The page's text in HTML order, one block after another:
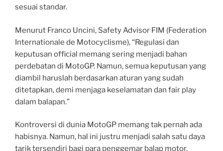
sesuai standar.
Menurut Franco Uncini, Safety Advisor FIM (Federation
Internationale de Motocyclisme), “Regulasi dan
keputusan official memang sering menjadi bahan
perdebatan di MotoGP. Namun, semua keputusan yang
diambil haruslah berdasarkan aturan yang sudah
ditetapkan, demi menjaga keselamatan dan fair play
dalam balapan.”
Kontroversi di dunia MotoGP memang tak pernah ada
habisnya. Namun, hal ini justru menjadi salah satu daya
tarik tersendiri bagi para penggemar balap motor.